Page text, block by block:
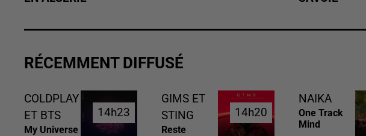
RÉCEMMENT DIFFUSÉ
COLDPLAY
ET BTS
My Universe
14h23
14h23
GIMS ET
STING
Reste
14h20
14h20
NAIKA
One Track
Mind